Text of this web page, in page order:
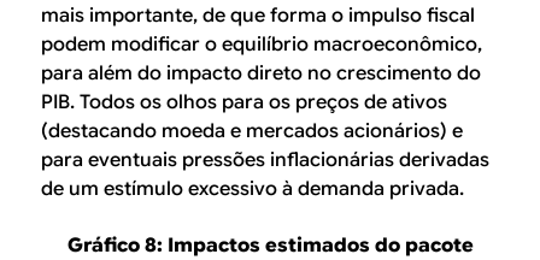
mais importante, de que forma o impulso fiscal
podem modificar o equilíbrio macroeconômico,
para além do impacto direto no crescimento do
PIB. Todos os olhos para os preços de ativos
(destacando moeda e mercados acionários) e
para eventuais pressões inflacionárias derivadas
de um estímulo excessivo à demanda privada.
Gráfico 8: Impactos estimados do pacote